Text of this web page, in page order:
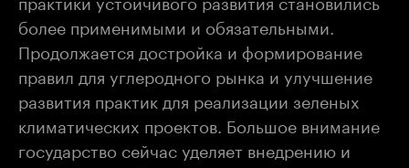
более применимыми и обязательными.
Продолжается достройка и формирование
правил для углеродного рынка и улучшение
развития практик для реализации зеленых
климатических проектов. Большое внимание
государство сейчас уделяет внедрению и